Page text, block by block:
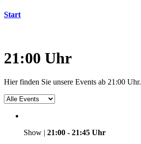
Start
21:00 Uhr
Hier finden Sie unsere Events ab 21:00 Uhr.
Show | 21:00 - 21:45 Uhr